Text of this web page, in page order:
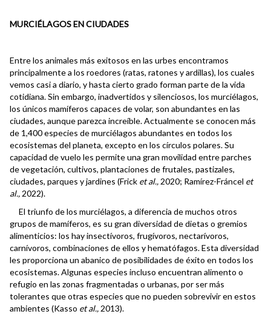
MURCIÉLAGOS EN CIUDADES
Entre los animales más exitosos en las urbes encontramos
principalmente a los roedores (ratas, ratones y ardillas), los cuales
vemos casi a diario, y hasta cierto grado forman parte de la vida
cotidiana. Sin embargo, inadvertidos y silenciosos, los murciélagos,
los únicos mamíferos capaces de volar, son abundantes en las
ciudades, aunque parezca increíble. Actualmente se conocen más
de 1,400 especies de murciélagos abundantes en todos los
ecosistemas del planeta, excepto en los círculos polares. Su
capacidad de vuelo les permite una gran movilidad entre parches
de vegetación, cultivos, plantaciones de frutales, pastizales,
ciudades, parques y jardines (Frick et al., 2020; Ramírez-Fráncel et
al., 2022).
El triunfo de los murciélagos, a diferencia de muchos otros
grupos de mamíferos, es su gran diversidad de dietas o gremios
alimenticios: los hay insectívoros, frugívoros, nectarívoros,
carnívoros, combinaciones de ellos y hematófagos. Esta diversidad
les proporciona un abanico de posibilidades de éxito en todos los
ecosistemas. Algunas especies incluso encuentran alimento o
refugio en las zonas fragmentadas o urbanas, por ser más
tolerantes que otras especies que no pueden sobrevivir en estos
ambientes (Kasso et al., 2013).